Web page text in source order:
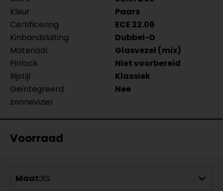
Kleur
Paars
Certificering
ECE 22.06
Kinbandsluiting
Dubbel-D
Materiaal
Glasvezel (mix)
Pinlock
Niet voorbereid
Rijstijl
Klassiek
Geïntegreerd
zonnevizier
Nee
Voorraad
Maat:XS